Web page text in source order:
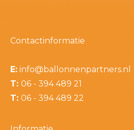
Contactinformatie
E: info@ballonnenpartners.nl
T: 06 - 394 489 21
T: 06 - 394 489 22